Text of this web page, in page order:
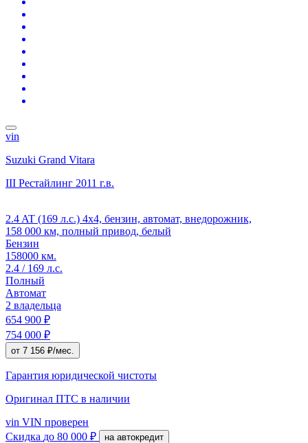
vin
Suzuki Grand Vitara
III Рестайлинг 2011 г.в.
2.4 AT (169 л.с.) 4x4, бензин, автомат, внедорожник,
158 000 км, полный привод, белый
Бензин
158000 км.
2.4 / 169 л.с.
Полный
Автомат
2 владельца
654 900 ₽
754 000 ₽
от 7 156 ₽/мес.
Гарантия юридической чистоты
Оригинал ПТС в наличии
vin VIN проверен
Скидка до 80 000 ₽ на автокредит